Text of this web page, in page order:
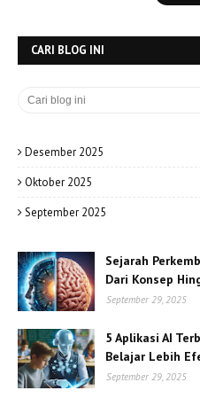
CARI BLOG INI
Desember 2025
Oktober 2025
September 2025
Sejarah
Dari Konsep
September 29, 2025
5 Aplikasi AI
Belajar Lebih
September 29, 2025